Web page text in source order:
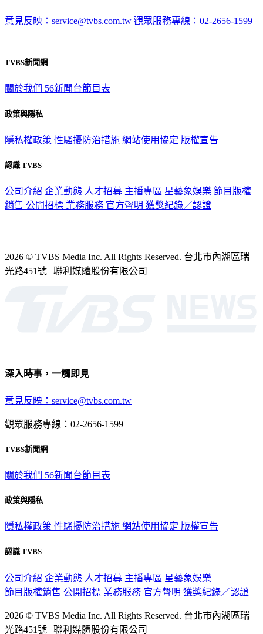
意見反映：service@tvbs.com.tw 觀眾服務專線：02-2656-1599
TVBS新聞網
關於我們 56新聞台節目表
政策與隱私
隱私權政策 性騷擾防治措施 網站使用協定 版權宣告
認識 TVBS
公司介紹 企業動態 人才招募 主播專區 星藝象娛樂 節目版權
銷售 公開招標 業務服務 官方聲明 獲獎紀錄／認證
2026 © TVBS Media Inc. All Rights Reserved. 台北市內湖區瑞
光路451號 | 聯利媒體股份有限公司
深入時事，一觸即見
意見反映：service@tvbs.com.tw
觀眾服務專線：02-2656-1599
TVBS新聞網
關於我們 56新聞台節目表
政策與隱私
隱私權政策 性騷擾防治措施 網站使用協定 版權宣告
認識 TVBS
公司介紹 企業動態 人才招募 主播專區 星藝象娛樂
節目版權銷售 公開招標 業務服務 官方聲明 獲獎紀錄／認證
2026 © TVBS Media Inc. All Rights Reserved. 台北市內湖區瑞
光路451號 | 聯利媒體股份有限公司